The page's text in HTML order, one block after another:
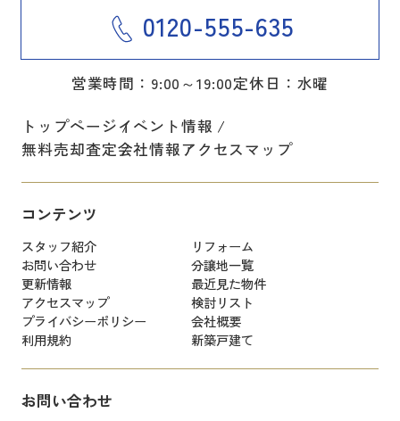
0120-555-635
営業時間：9:00～19:00定休日：水曜
トップページイベント情報
無料売却査定会社情報アクセスマップ
コンテンツ
スタッフ紹介
リフォーム
お問い合わせ
分譲地一覧
更新情報
最近見た物件
アクセスマップ
検討リスト
プライバシーポリシー
会社概要
利用規約
新築戸建て
お問い合わせ